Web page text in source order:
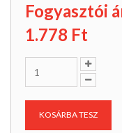
Fogyasztói
1.778 Ft
KOSÁRBA TESZ